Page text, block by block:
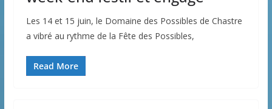
Les 14 et 15 juin, le Domaine des Possibles de Chastre
a vibré au rythme de la Fête des Possibles,
Read More